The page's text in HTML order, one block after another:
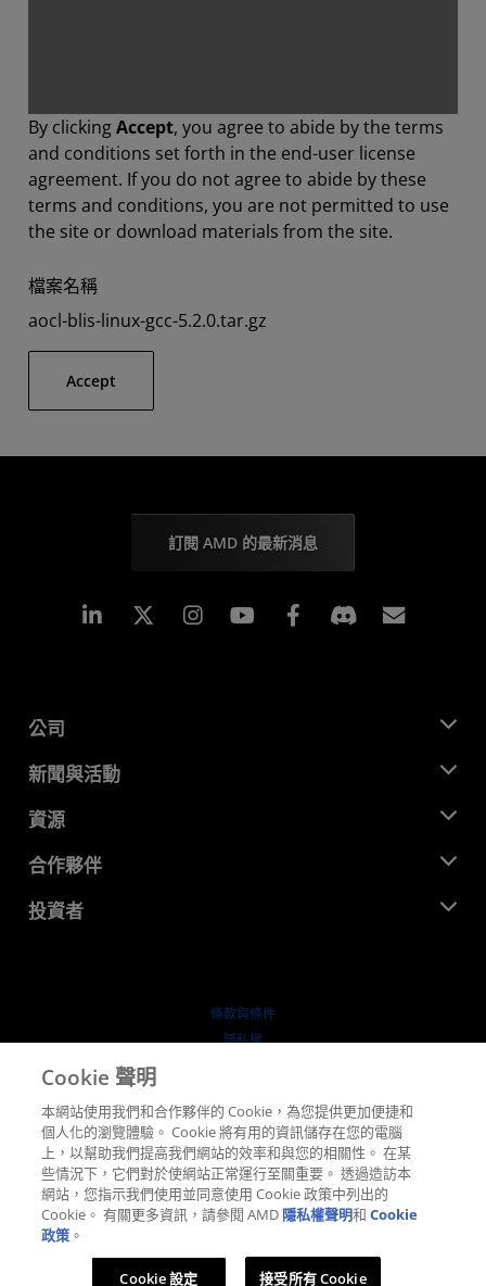
By clickingAccept, you agree to abide by the terms
and conditions set forth in the end-user license
agreement. If you do not agree to abide by these
terms and conditions, you are not permitted to use
the site or download materials from the site.
檔案名稱
aocl-blis-linux-gcc-5.2.0.tar.gz
Accept
訂閱 AMD 的最新消息
Linkedin Instagram Facebook
公司
關於 AMD
企業責任
招聘
聯絡我們
新聞與活動
新聞室
媒體庫
資源
開發者中心
案例研究
合作夥伴
AMD 合作夥伴中心
投資者
條款與條件
隱私權
公平公開競爭
英國稅務策略
Cookie 政策
Cookie 設定
Cookie 聲明
本網站使用我們和合作夥伴的 Cookie，為您提供更加便捷和
個人化的瀏覽體驗。 Cookie 將有用的資訊儲存在您的電腦
上，以幫助我們提高我們網站的效率和與您的相關性。 在某
些情況下，它們對於使網站正常運行至關重要。 透過造訪本
網站，您指示我們使用並同意使用 Cookie 政策中列出的
Cookie。 有關更多資訊，請參閱 AMD 隱私權聲明和Cookie
政策 。
Cookie 設定 接受所有 Cookie